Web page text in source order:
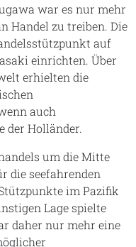
war es nur mehr
Handel zu treiben. Die
auf
einrichten. Über
erhielten die
auch
der Holländer.
um die Mitte
die seefahrenden
im Pazifik
Lage spielte
daher nur mehr eine